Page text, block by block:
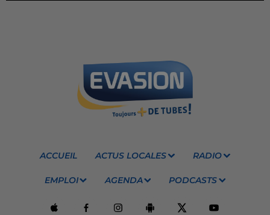
ACCUEIL ACTUS LOCALES RADIO
EMPLOI AGENDA PODCASTS